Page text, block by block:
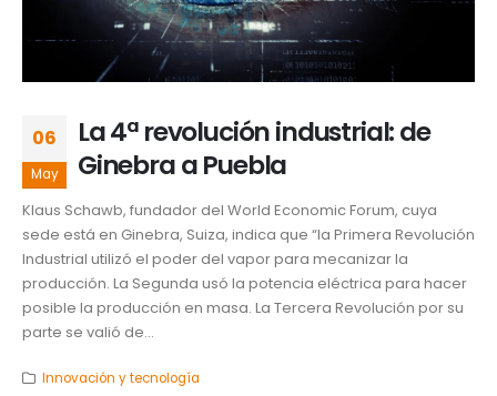
06
May
La 4ª revolución industrial: de
Ginebra a Puebla
Klaus Schawb, fundador del World Economic Forum, cuya
sede está en Ginebra, Suiza, indica que “la Primera Revolución
Industrial utilizó el poder del vapor para mecanizar la
producción. La Segunda usó la potencia eléctrica para hacer
posible la producción en masa. La Tercera Revolución por su
parte se valió de...
Innovación y tecnología